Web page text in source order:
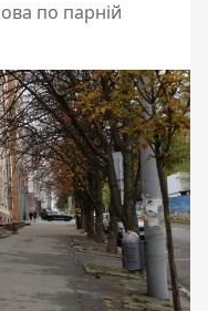
по парній